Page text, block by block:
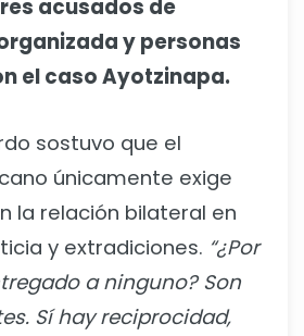
acusados de
y personas
el caso Ayotzinapa.
sostuvo que el
únicamente exige
la relación bilateral en
y extradiciones. “¿Por
a ninguno? Son
Sí hay reciprocidad,